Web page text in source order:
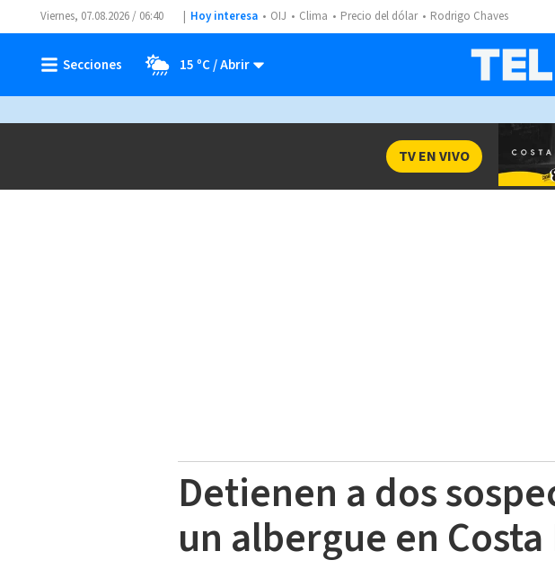
Viernes, 07.08.2026 / 06:40 Hoy interesa OIJ Clima Precio del dólar Rodrigo Chaves
15 ºC
TV EN VIVO
Detienen a dos
un albergue en Costa